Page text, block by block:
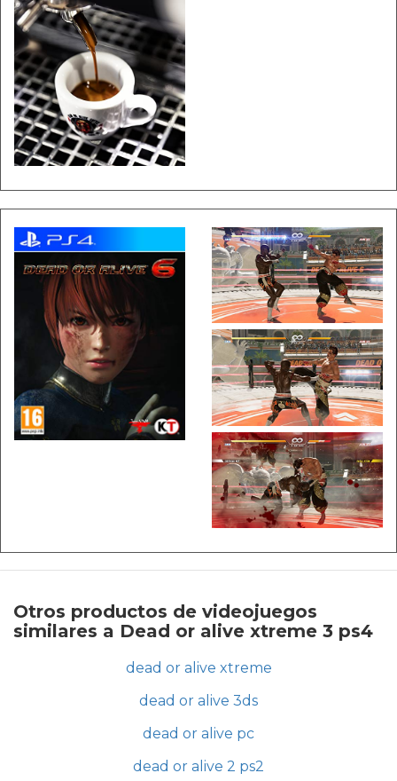
Otros productos de videojuegos
similares a Dead or alive xtreme 3 ps4
dead or alive xtreme
dead or alive 3ds
dead or alive pc
dead or alive 2 ps2